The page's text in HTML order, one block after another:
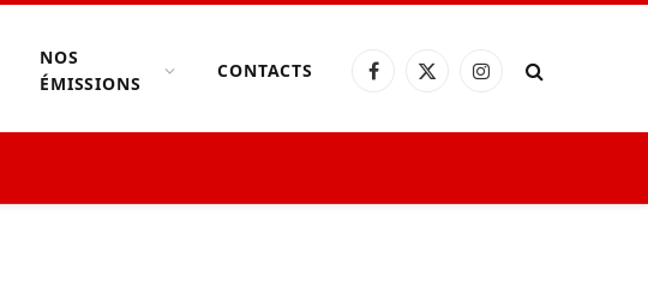
NOS
ÉMISSIONS
CONTACTS Facebook
X
Instagram